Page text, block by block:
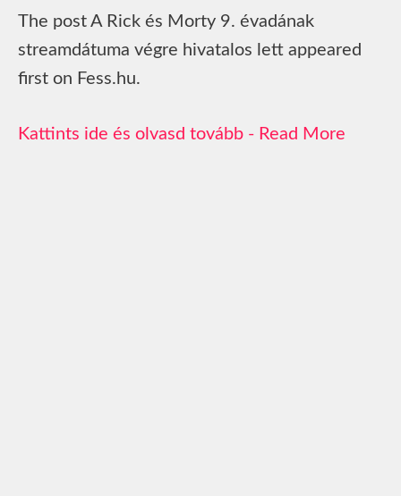
The post A Rick és Morty 9. évadának
streamdátuma végre hivatalos lett appeared
first on Fess.hu.
Read More